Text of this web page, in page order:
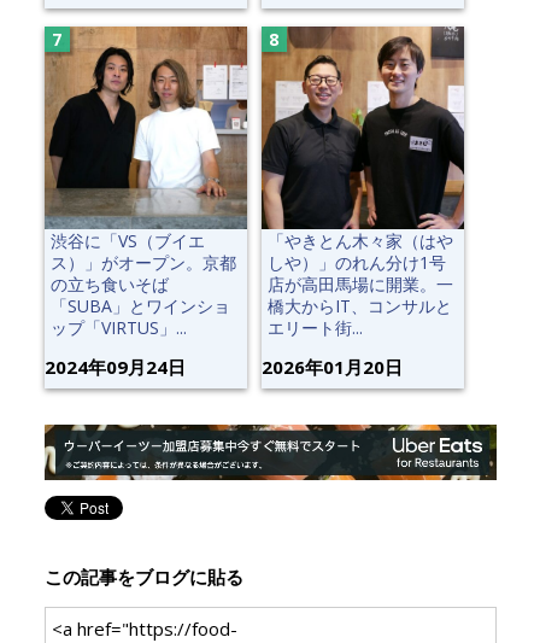
渋谷に「VS（ブイエ
ス）」がオープン。京都
の立ち食いそば
「SUBA」とワインショ
ップ「VIRTUS」...
2024年09月24日
「やきとん木々家（はや
しや）」のれん分け1号
店が高田馬場に開業。一
橋大からIT、コンサルと
エリート街...
2026年01月20日
この記事をブログに貼る
<a href="https://food-